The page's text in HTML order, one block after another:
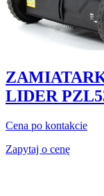
LIDER
Cena po kontakcie
Zapytaj o cenę